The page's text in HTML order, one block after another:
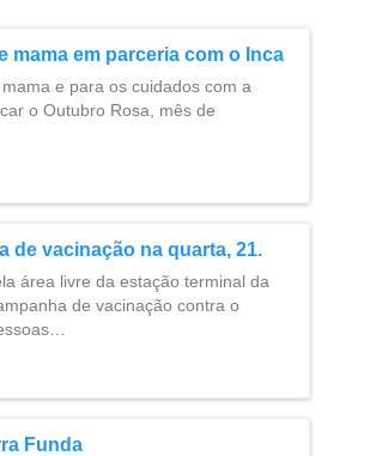
mama em parceria com o Inca
e para os cuidados com a
o Outubro Rosa, mês de
de vacinação na quarta, 21.
área livre da estação terminal da
de vacinação contra o
Funda